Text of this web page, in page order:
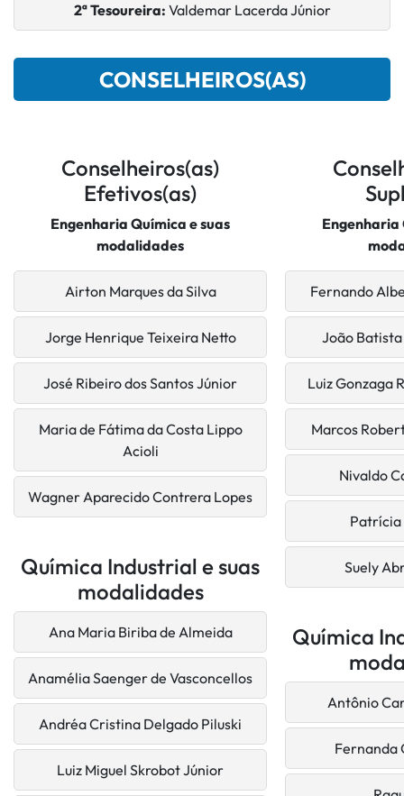
2ª Tesoureira: Valdemar Lacerda Júnior
CONSELHEIROS(AS)
Conselheiros(as)
Efetivos(as)
Engenharia Química e suas
modalidades
Airton Marques da Silva
Jorge Henrique Teixeira Netto
José Ribeiro dos Santos Júnior
Maria de Fátima da Costa Lippo
Acioli
Wagner Aparecido Contrera Lopes
Química Industrial e suas
modalidades
Ana Maria Biriba de Almeida
Anamélia Saenger de Vasconcellos
Andréa Cristina Delgado Piluski
Luiz Miguel Skrobot Júnior
Engenharia
Fernando
João
Luiz Gonzaga
Marcos
Nivaldo
Patrícia
Suely
Química
Antônio
Fernanda